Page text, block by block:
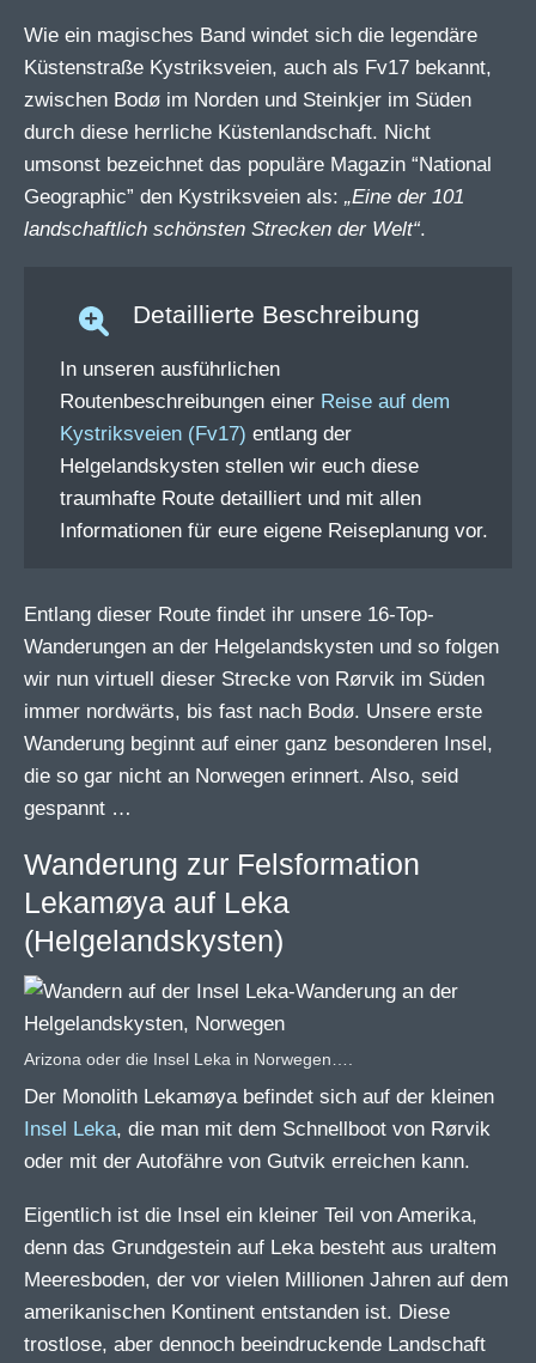
Wie ein magisches Band windet sich die legendäre
Küstenstraße Kystriksveien, auch als Fv17 bekannt,
zwischen Bodø im Norden und Steinkjer im Süden
durch diese herrliche Küstenlandschaft. Nicht
umsonst bezeichnet das populäre Magazin “National
Geographic” den Kystriksveien als: „Eine der 101
landschaftlich schönsten Strecken der Welt“.
Detaillierte Beschreibung
In unseren ausführlichen
Routenbeschreibungen einer Reise auf dem
Kystriksveien (Fv17) entlang der
Helgelandskysten stellen wir euch diese
traumhafte Route detailliert und mit allen
Informationen für eure eigene Reiseplanung vor.
Entlang dieser Route findet ihr unsere 16-Top-
Wanderungen an der Helgelandskysten und so folgen
wir nun virtuell dieser Strecke von Rørvik im Süden
immer nordwärts, bis fast nach Bodø. Unsere erste
Wanderung beginnt auf einer ganz besonderen Insel,
die so gar nicht an Norwegen erinnert. Also, seid
gespannt …
Wanderung zur Felsformation
Lekamøya auf Leka
(Helgelandskysten)
Arizona oder die Insel Leka in Norwegen….
Der Monolith Lekamøya befindet sich auf der kleinen
Insel Leka, die man mit dem Schnellboot von Rørvik
oder mit der Autofähre von Gutvik erreichen kann.
Eigentlich ist die Insel ein kleiner Teil von Amerika,
denn das Grundgestein auf Leka besteht aus uraltem
Meeresboden, der vor vielen Millionen Jahren auf dem
amerikanischen Kontinent entstanden ist. Diese
trostlose, aber dennoch beeindruckende Landschaft